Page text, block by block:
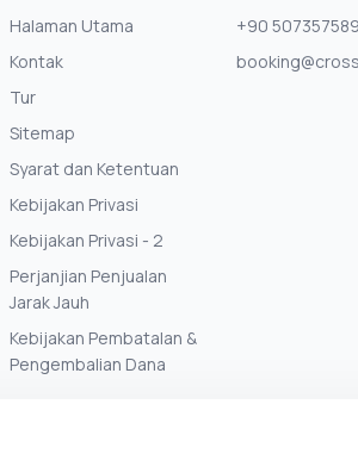
Halaman Utama
Kontak
Tur
Sitemap
Syarat dan Ketentuan
Kebijakan Privasi
Kebijakan Privasi - 2
Perjanjian Penjualan
Jarak Jauh
Kebijakan Pembatalan &
Pengembalian Dana
+90